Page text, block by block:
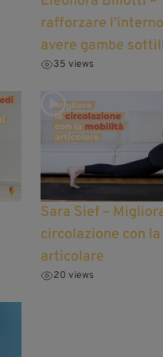
rafforzare
avere gambe
35 views
Sara Sief –
circolazione con
articolare
20 views